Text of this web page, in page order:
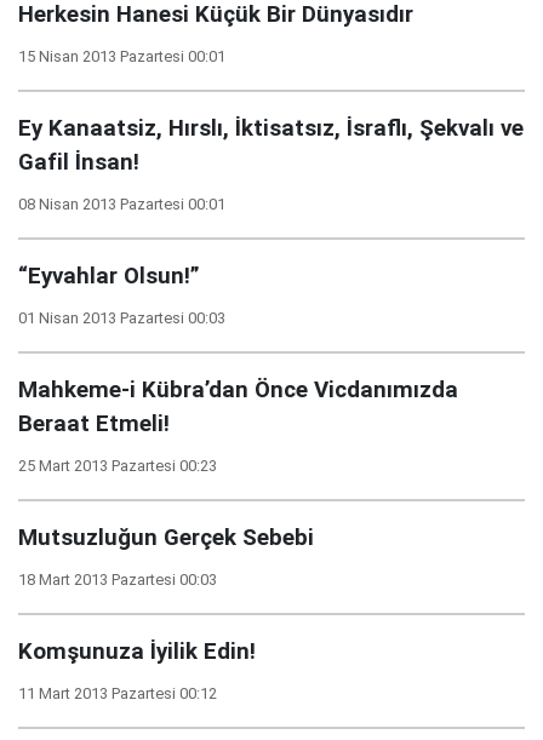
Herkesin Hanesi Küçük Bir Dünyasıdır
15 Nisan 2013 Pazartesi 00:01
Ey Kanaatsiz, Hırslı, İktisatsız, İsraflı, Şekvalı ve
Gafil İnsan!
08 Nisan 2013 Pazartesi 00:01
“Eyvahlar Olsun!”
01 Nisan 2013 Pazartesi 00:03
Mahkeme-i Kübra’dan Önce Vicdanımızda
Beraat Etmeli!
25 Mart 2013 Pazartesi 00:23
Mutsuzluğun Gerçek Sebebi
18 Mart 2013 Pazartesi 00:03
Komşunuza İyilik Edin!
11 Mart 2013 Pazartesi 00:12